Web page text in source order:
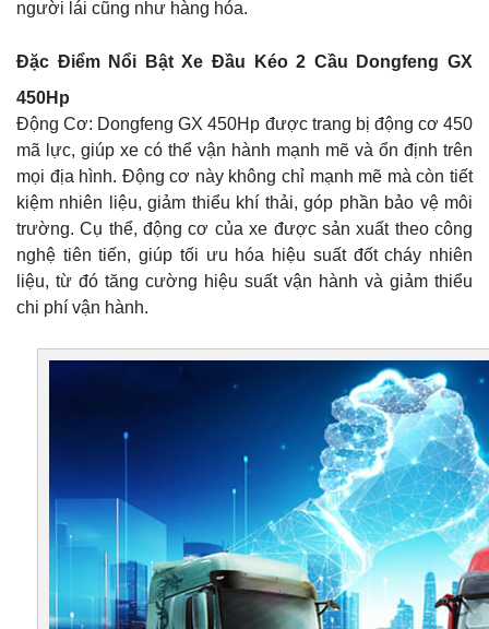
người lái cũng như hàng hóa.
Đặc Điểm Nổi Bật Xe Đầu Kéo 2 Cầu Dongfeng GX
450Hp
Động Cơ: Dongfeng GX 450Hp được trang bị động cơ 450
mã lực, giúp xe có thể vận hành mạnh mẽ và ổn định trên
mọi địa hình. Động cơ này không chỉ mạnh mẽ mà còn tiết
kiệm nhiên liệu, giảm thiểu khí thải, góp phần bảo vệ môi
trường. Cụ thể, động cơ của xe được sản xuất theo công
nghệ tiên tiến, giúp tối ưu hóa hiệu suất đốt cháy nhiên
liệu, từ đó tăng cường hiệu suất vận hành và giảm thiểu
chi phí vận hành.